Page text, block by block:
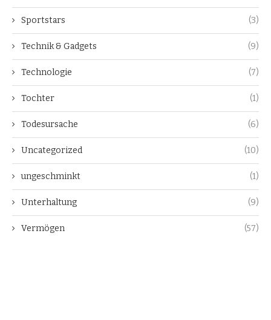
Sportstars (3)
Technik & Gadgets (9)
Technologie (7)
Tochter (1)
Todesursache (6)
Uncategorized (10)
ungeschminkt (1)
Unterhaltung (9)
Vermögen (57)